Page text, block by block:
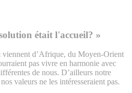
était l'accueil? »
viennent d’Afrique, du Moyen-Orient
pas vivre en harmonie avec
de nous. D’ailleurs notre
valeurs ne les intéresseraient pas.